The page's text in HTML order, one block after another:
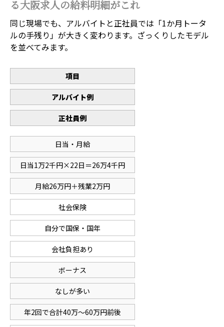
る大阪求人の給料明細がこれ
同じ現場でも、アルバイトと正社員では「1か月トータ
ルの手残り」が大きく変わります。ざっくりしたモデル
を並べてみます。
項目
アルバイト例
正社員例
日当・月給
日当1万2千円×22日＝26万4千円
月給26万円＋残業2万円
社会保険
自分で国保・国年
会社負担あり
ボーナス
なしが多い
年2回で合計40万〜60万円前後